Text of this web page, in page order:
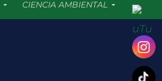
CIENCIA AMBIENTAL